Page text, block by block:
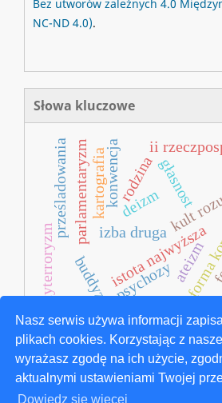
Nasz serwis używa informacji
plikach cookies. Korzystając z
wyrażasz zgodę na ich użycie,
aktualnymi ustawieniami Twojej
Dowiedz się więcej
Bez utworów zależnych 4.0
NC-ND 4.0).
Słowa kluczowe
rodzina
istota najwyższa
kult
ii
izba druga
parlamentaryzm
prześladowania
buddyzm
antyterroryzm
konwencjadeizmgłasnost
psychozyateizm
kartografia